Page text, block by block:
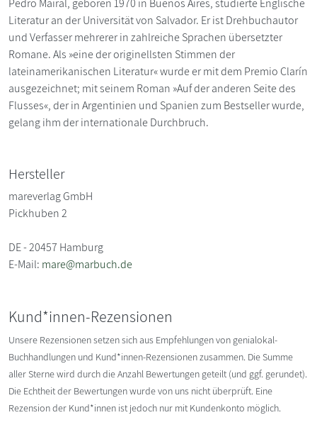
Literatur an der Universität von Salvador. Er ist Drehbuchautor
und Verfasser mehrerer in zahlreiche Sprachen übersetzter
Romane. Als »eine der originellsten Stimmen der
lateinamerikanischen Literatur« wurde er mit dem Premio Clarín
ausgezeichnet; mit seinem Roman »Auf der anderen Seite des
Flusses«, der in Argentinien und Spanien zum Bestseller wurde,
gelang ihm der internationale Durchbruch.
Hersteller
mareverlag GmbH
Pickhuben 2
DE - 20457 Hamburg
E-Mail: mare@marbuch.de
Kund*innen-Rezensionen
Unsere Rezensionen setzen sich aus Empfehlungen von genialokal-
Buchhandlungen und Kund*innen-Rezensionen zusammen. Die Summe
aller Sterne wird durch die Anzahl Bewertungen geteilt (und ggf. gerundet).
Die Echtheit der Bewertungen wurde von uns nicht überprüft. Eine
Rezension der Kund*innen ist jedoch nur mit Kundenkonto möglich.